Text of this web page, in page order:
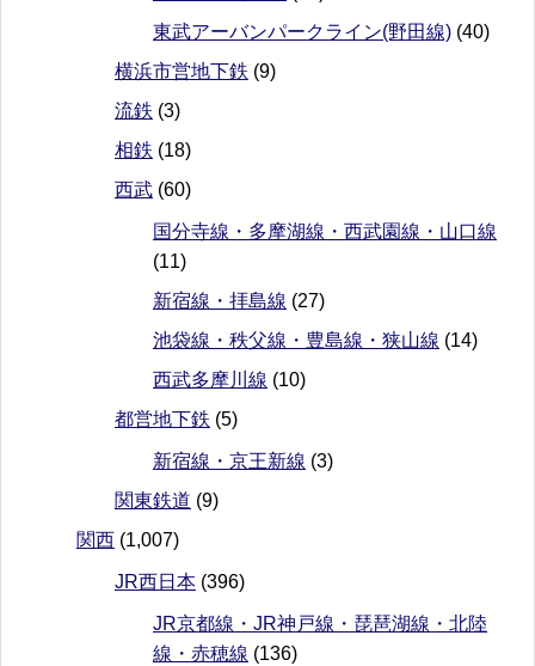
東武アーバンパークライン(野田線) (40)
横浜市営地下鉄 (9)
流鉄 (3)
相鉄 (18)
西武 (60)
国分寺線・多摩湖線・西武園線・山口線
(11)
新宿線・拝島線 (27)
池袋線・秩父線・豊島線・狭山線 (14)
西武多摩川線 (10)
都営地下鉄 (5)
新宿線・京王新線 (3)
関東鉄道 (9)
関西 (1,007)
JR西日本 (396)
JR京都線・JR神戸線・琵琶湖線・北陸
線・赤穂線 (136)